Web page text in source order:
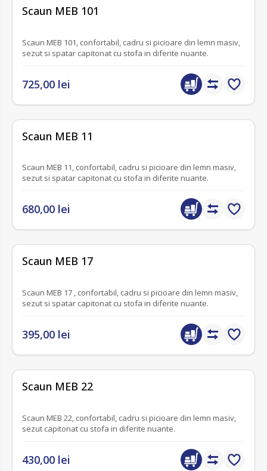
Scaun MEB 101
Scaun MEB 101, confortabil, cadru si picioare din lemn masiv,
sezut si spatar capitonat cu stofa in diferite nuante.
725,00 lei
Scaun MEB 11
Scaun MEB 11, confortabil, cadru si picioare din lemn masiv,
sezut si spatar capitonat cu stofa in diferite nuante.
680,00 lei
Scaun MEB 17
Scaun MEB 17 , confortabil, cadru si picioare din lemn masiv,
sezut si spatar capitonat cu stofa in diferite nuante.
395,00 lei
Scaun MEB 22
Scaun MEB 22, confortabil, cadru si picioare din lemn masiv,
sezut capitonat cu stofa in diferite nuante.
430,00 lei